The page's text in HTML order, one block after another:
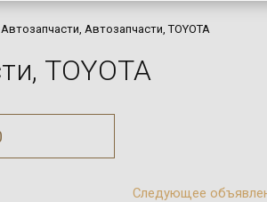
Автозапчасти, Автозапчасти, TOYOTA
TOYOTA
Следующее